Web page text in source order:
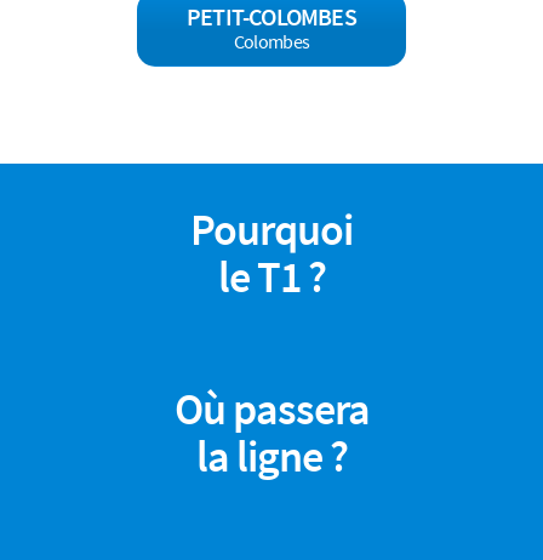
PETIT-COLOMBES
Colombes
Pourquoi
le T1 ?
Où passera
la ligne ?